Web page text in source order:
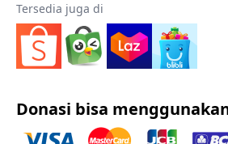
Tersedia juga di
Donasi bisa